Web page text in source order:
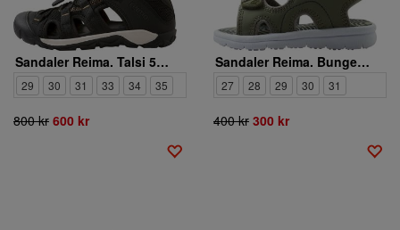
Sandaler Reima. Talsi 5400132A 9990
29 30 31 33 34 35
800 kr 600 kr
Sandaler Reima. Bungee 5400089A 8920
27 28 29 30 31
400 kr 300 kr